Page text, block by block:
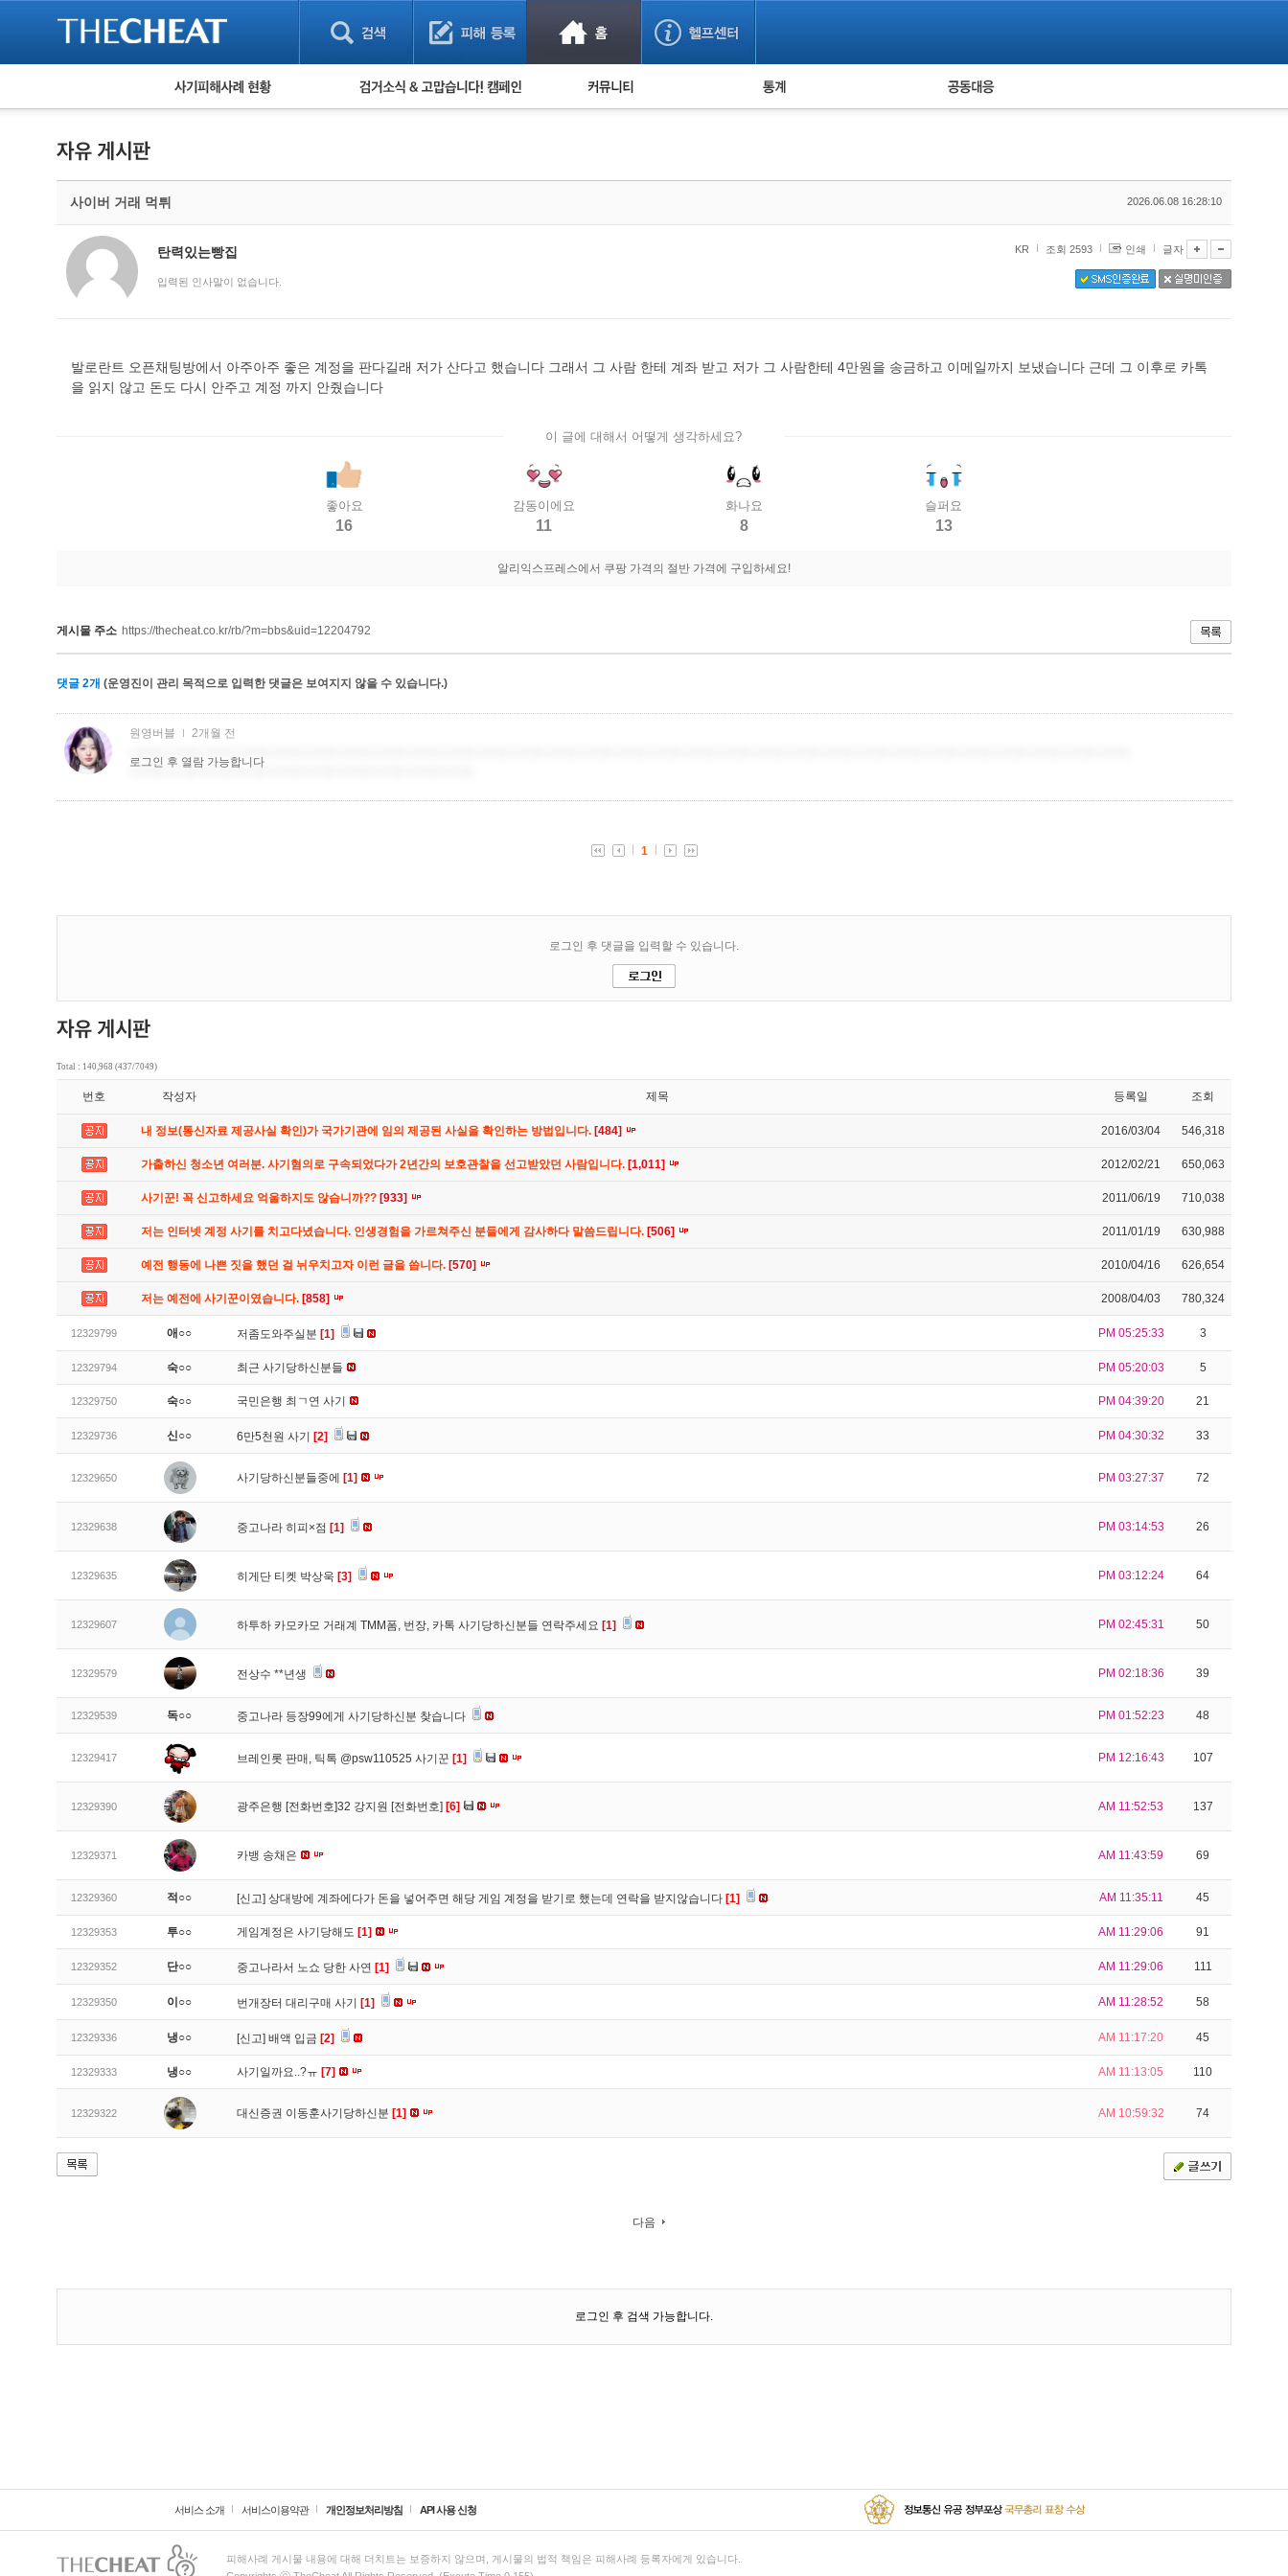
피해사례 현황
유해사이트 목록
비공개 피해사례
워킹홀리데이 피해사례
검거 소식 사기 예방했어요! 누적 피해사례 통계 피해자 공동대응
사이버 거래 먹튀 2026.06.08 16:28:10
탄력있는빵집
입력된 인사말이 없습니다.
KR 조회 2593 인쇄 글자
발로란트 오픈채팅방에서 아주아주 좋은 계정을 판다길래 저가 산다고 했습니다 그래서 그 사람 한테 계좌 받고 저가 그 사람한테 4만원을 송금하고 이메일까지 보냈습니다 근데 그 이후로 카톡
을 읽지 않고 돈도 다시 안주고 계정 까지 안줬습니다
이 글에 대해서 어떻게 생각하세요?
좋아요
16
감동이에요
11
화나요
8
슬퍼요
13
알리익스프레스에서 쿠팡 가격의 절반 가격에 구입하세요!
게시물 주소 https://thecheat.co.kr/rb/?m=bbs&uid=12204792
댓글 2개 (운영진이 관리 목적으로 입력한 댓글은 보여지지 않을 수 있습니다.)
Total : 140,968 (437/7049)
번호 작성자 제목 등록일 조회
내 정보(통신자료 제공사실 확인)가 국가기관에 임의 제공된 사실을 확인하는 방법입니다. [484] 2016/03/04 546,318
가출하신 청소년 여러분. 사기혐의로 구속되었다가 2년간의 보호관찰을 선고받았던 사람입니다. [1,011] 2012/02/21 650,063
사기꾼! 꼭 신고하세요 억울하지도 않습니까?? [933] 2011/06/19 710,038
저는 인터넷 계정 사기를 치고다녔습니다. 인생경험을 가르쳐주신 분들에게 감사하다 말씀드립니다. [506] 2011/01/19 630,988
예전 행동에 나쁜 짓을 했던 걸 뉘우치고자 이런 글을 씁니다. [570] 2010/04/16 626,654
저는 예전에 사기꾼이였습니다. [858] 2008/04/03 780,324
12329799 애○○ 저좀도와주실분 [1] PM 05:25:33 3
12329794 숙○○ 최근 사기당하신분들 PM 05:20:03 5
12329750 숙○○ 국민은행 최ㄱ연 사기 PM 04:39:20 21
12329736 신○○ 6만5천원 사기 [2] PM 04:30:32 33
12329650 사기당하신분들중에 [1] PM 03:27:37 72
12329638 중고나라 히피×점 [1] PM 03:14:53 26
12329635 히게단 티켓 박상욱 [3] PM 03:12:24 64
12329607 하투하 카모카모 거래계 TMM폼, 번장, 카톡 사기당하신분들 연락주세요 [1] PM 02:45:31 50
12329579 전상수 **년생 PM 02:18:36 39
12329539 독○○ 중고나라 등장99에게 사기당하신분 찾습니다 PM 01:52:23 48
12329417 브레인롯 판매, 틱톡 @psw110525 사기꾼 [1] PM 12:16:43 107
12329390 광주은행 [전화번호]32 강지원 [전화번호] [6] AM 11:52:53 137
12329371 카뱅 송채은 AM 11:43:59 69
12329360 적○○ [신고] 상대방에 계좌에다가 돈을 넣어주면 해당 게임 계정을 받기로 했는데 연락을 받지않습니다 [1] AM 11:35:11 45
12329353 투○○ 게임계정은 사기당해도 [1] AM 11:29:06 91
12329352 단○○ 중고나라서 노쇼 당한 사연 [1] AM 11:29:06 111
12329350 이○○ 번개장터 대리구매 사기 [1] AM 11:28:52 58
12329336 냉○○ [신고] 배액 입금 [2] AM 11:17:20 45
12329333 냉○○ 사기일까요..?ㅠ [7] AM 11:13:05 110
12329322 대신증권 이동훈사기당하신분 [1] AM 10:59:32 74
다음
로그인 후 검색 가능합니다.
서비스 소개 서비스이용약관 개인정보처리방침 API 사용 신청
피해사례 게시물 내용에 대해 더치트는 보증하지 않으며, 게시물의 법적 책임은 피해사례 등록자에게 있습니다.